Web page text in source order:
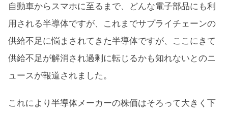
自動車からスマホに至るまで、どんな電子部品にも利
用される半導体ですが、これまでサプライチェーンの
供給不足に悩まされてきた半導体ですが、ここにきて
供給不足が解消され過剰に転じるかも知れないとのニ
ュースが報道されました。
これにより半導体メーカーの株価はそろって大きく下